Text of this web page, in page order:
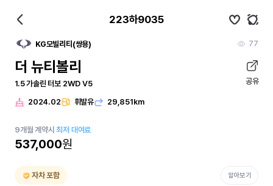
223하9035
KG모빌리티(쌍용) 77
더 뉴티볼리
1.5 가솔린 터보 2WD V5 공유
2024.02 휘발유 29,851km
9개월 계약시최저 대여료
537,000원
자차 포함 알아보기